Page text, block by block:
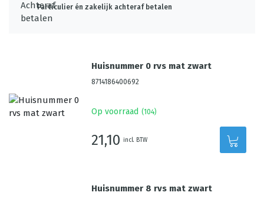
Particulier én zakelijk achteraf betalen
Huisnummer 0 rvs mat zwart
8714186400692
Op voorraad (104)
21,10 incl. BTW
Huisnummer 8 rvs mat zwart